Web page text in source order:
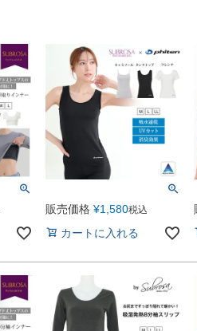
販売価格 ¥1,580税込
カートに入れる